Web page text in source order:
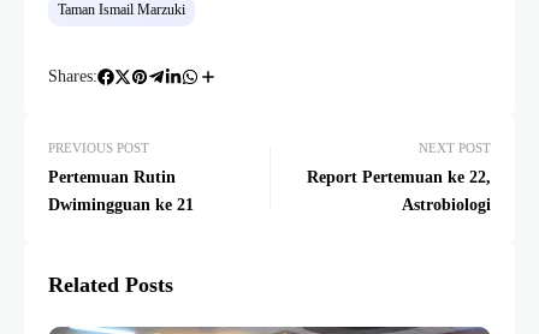
Taman Ismail Marzuki
Shares:
PREVIOUS POST
Pertemuan Rutin
Dwimingguan ke 21
NEXT POST
Report Pertemuan ke 22,
Astrobiologi
Related Posts